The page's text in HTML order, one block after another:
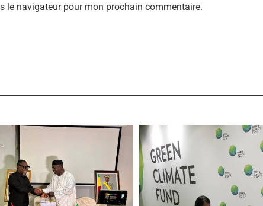
le navigateur pour mon prochain commentaire.